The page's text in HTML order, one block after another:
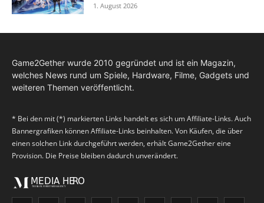
1. August 2026
Game2Gether wurde 2010 gegründet und ist ein Magazin,
welches News rund um Spiele, Hardware, Filme, Gadgets und
weiteren Themen veröffentlicht.
* Bei den mit (*) markierten Links handelt es sich um Affiliate-Links. Auch
Bannergrafiken können Affiliate-Links beinhalten. Von Käufen, die über
einen solchen Link durchgeführt werden, erhält Game2Gether eine
Provision. Die Preise bleiben dadurch unverändert.